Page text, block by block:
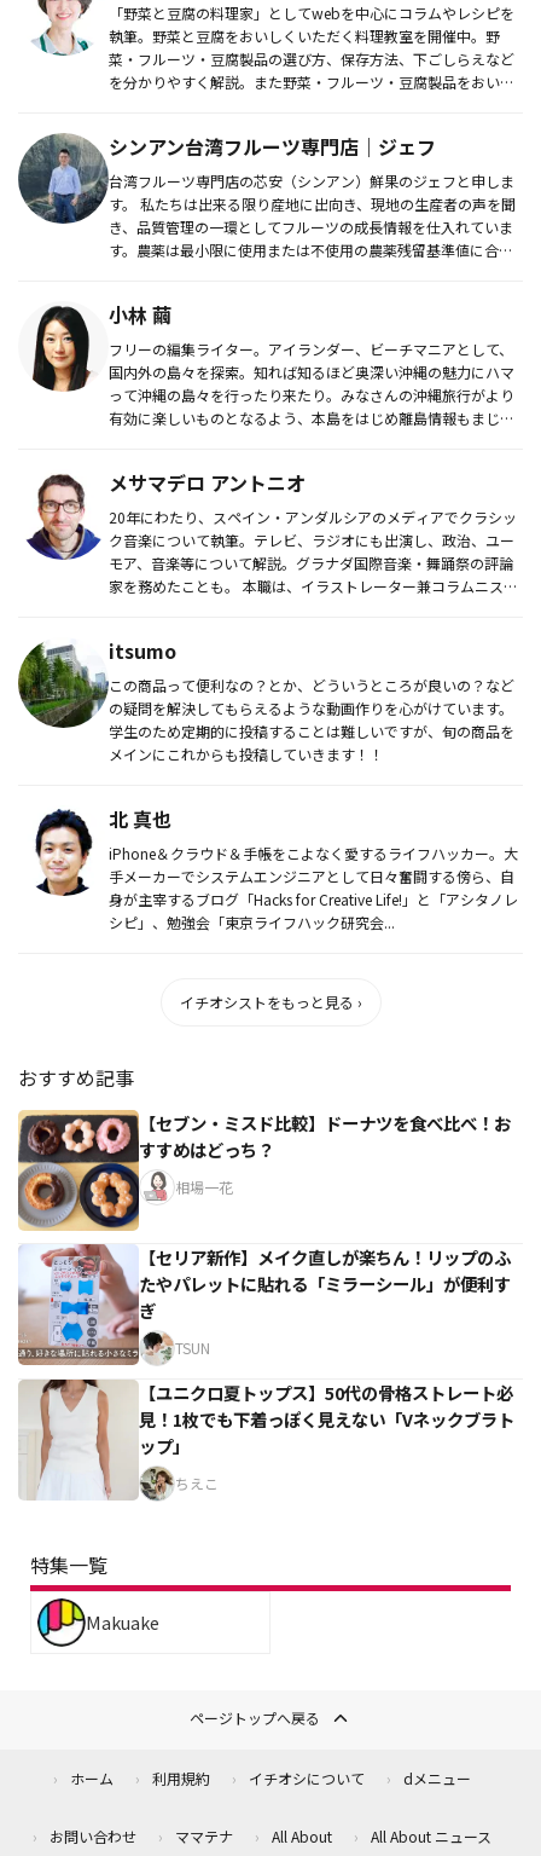
「野菜と豆腐の料理家」としてwebを中心にコラムやレシピを
執筆。野菜と豆腐をおいしくいただく料理教室を開催中。野
菜・フルーツ・豆腐製品の選び方、保存方法、下ごしらえなど
を分かりやすく解説。また野菜・フルーツ・豆腐製品をおいし
シンアン台湾フルーツ専門店｜ジェフ
台湾フルーツ専門店の芯安（シンアン）鮮果のジェフと申しま
す。 私たちは出来る限り産地に出向き、現地の生産者の声を聞
き、品質管理の一環としてフルーツの成長情報を仕入れていま
す。農薬は最小限に使用または不使用の農薬残留基準値に合格
小林 繭
フリーの編集ライター。アイランダー、ビーチマニアとして、
国内外の島々を探索。知れば知るほど奥深い沖縄の魅力にハマ
って沖縄の島々を行ったり来たり。みなさんの沖縄旅行がより
有効に楽しいものとなるよう、本島をはじめ離島情報もまじえ
メサマデロ アントニオ
20年にわたり、スペイン・アンダルシアのメディアでクラシッ
ク音楽について執筆。テレビ、ラジオにも出演し、政治、ユー
モア、音楽等について解説。グラナダ国際音楽・舞踊祭の評論
家を務めたことも。 本職は、イラストレーター兼コラムニスト
itsumo
この商品って便利なの？とか、どういうところが良いの？など
の疑問を解決してもらえるような動画作りを心がけています。
学生のため定期的に投稿することは難しいですが、旬の商品を
メインにこれからも投稿していきます！！
北 真也
iPhone＆クラウド＆手帳をこよなく愛するライフハッカー。大
手メーカーでシステムエンジニアとして日々奮闘する傍ら、自
身が主宰するブログ「Hacks for Creative Life!」と「アシタノレ
シピ」、勉強会「東京ライフハック研究会...
イチオシストをもっと見る ›
おすすめ記事
【セブン・ミスド比較】ドーナツを食べ比べ！お
すすめはどっち？
相場一花
【セリア新作】メイク直しが楽ちん！リップのふ
たやパレットに貼れる「ミラーシール」が便利す
ぎ
TSUN
【ユニクロ夏トップス】50代の骨格ストレート必
見！1枚でも下着っぽく見えない「Vネックブラト
ップ」
ちえこ
特集一覧
Makuake
ページトップへ戻る
ホーム 利用規約 イチオシについて dメニュー
お問い合わせ ママテナ All About All About ニュース